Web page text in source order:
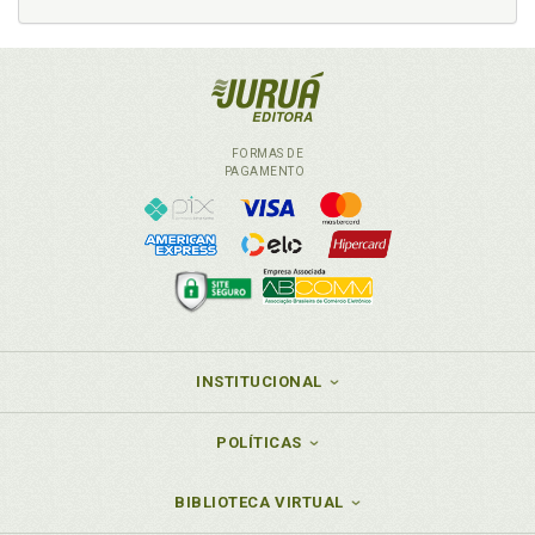
personalidade anti-social sob um enfoque
criminológico, p. 105
Genética. Bases genéticas no transtorno anti-social
de personalidade, p. 117
uma possível reconstituição genética do conflito
patogênico, p. 136
Genética. Personalidade anti-social. Bases
genéticas. Considerações finais, p. 123
Genética criminal, p. 108
Guísella de Latorre/Suzana C. de Lavigne. Relação
História. Antecedentes históricos do crime, p. 150
FORMAS DE
PAGAMENTO
INSTITUCIONAL
POLÍTICAS
BIBLIOTECA VIRTUAL